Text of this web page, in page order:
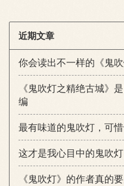
近期文章
你会读出不一样的《鬼吹
《鬼吹灯之精绝古城》
编
最有味道的鬼吹灯，可
这才是我心目中的鬼吹灯
《鬼吹灯》的作者真的